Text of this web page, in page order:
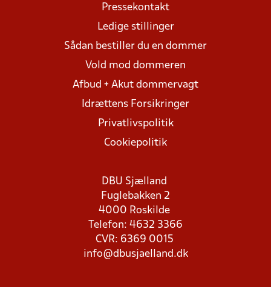
Pressekontakt
Ledige stillinger
Sådan bestiller du en dommer
Vold mod dommeren
Afbud + Akut dommervagt
Idrættens Forsikringer
Privatlivspolitik
Cookiepolitik
DBU Sjælland
Fuglebakken 2
4000 Roskilde
Telefon: 4632 3366
CVR: 6369 0015
info@dbusjaelland.dk